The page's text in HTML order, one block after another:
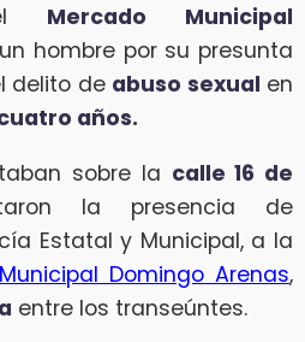
Mercado Municipal
hombre por su presunta
delito de abuso sexual en
años.
sobre la calle 16 de
la presencia de
Estatal y Municipal, a la
Domingo Arenas,
entre los transeúntes.